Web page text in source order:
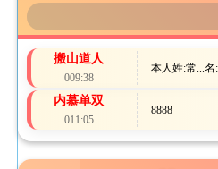
搬山道人
009:38
本人姓:常...名:
内慕单双
011:05
8888